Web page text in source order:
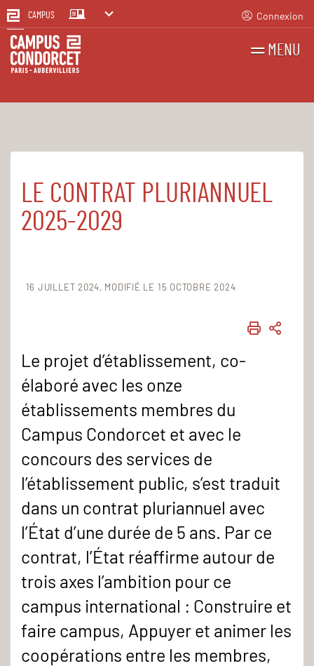
CAMPUS Connexion
MENU
Accueil Le Campus Établissement public
LE CONTRAT PLURIANNUEL
2025-2029
16 JUILLET 2024 MODIFIÉ LE 15 OCTOBRE 2024
Le projet d’établissement, co-
élaboré avec les onze
établissements membres du
Campus Condorcet et avec le
concours des services de
l’établissement public, s’est traduit
dans un contrat pluriannuel avec
l’État d’une durée de 5 ans. Par ce
contrat, l’État réaffirme autour de
trois axes l’ambition pour ce
campus international : Construire et
faire campus, Appuyer et animer les
coopérations entre les membres,